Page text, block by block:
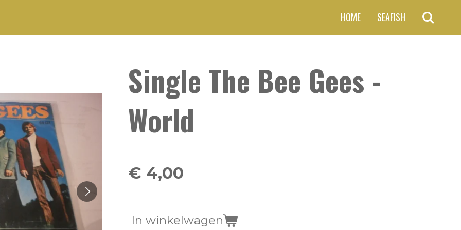
HOME SEAFISH
Single The Bee Gees -
World
€ 4,00
In winkelwagen